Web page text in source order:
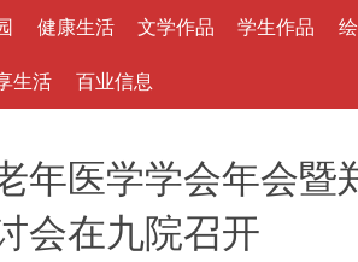
健康生活 文学作品 学生作品
生活 百业信息
年医学学会年会暨
会在九院召开